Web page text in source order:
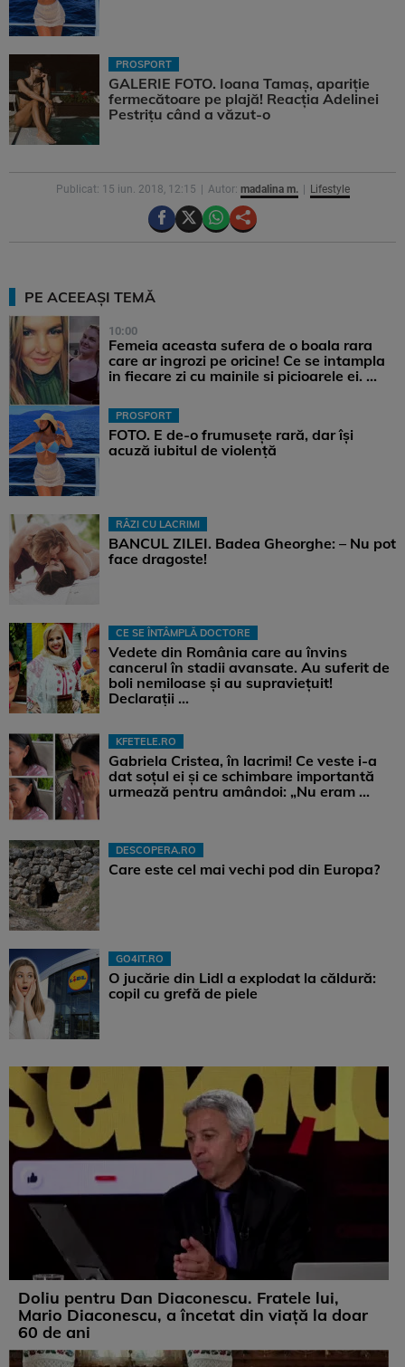
PROSPORT
GALERIE FOTO. Ioana Tamaş, apariție
fermecătoare pe plajă! Reacția Adelinei
Pestrițu când a văzut-o
Publicat: 15 iun. 2018, 12:15 Autor: madalina m. Lifestyle
PE ACEEAȘI TEMĂ
10:00
Femeia aceasta sufera de o boala rara
care ar ingrozi pe oricine! Ce se intampla
in fiecare zi cu mainile si picioarele ei. ...
PROSPORT
FOTO. E de-o frumusețe rară, dar își
acuză iubitul de violență
RÂZI CU LACRIMI
BANCUL ZILEI. Badea Gheorghe: – Nu pot
face dragoste!
CE SE ÎNTÂMPLĂ DOCTORE
Vedete din România care au învins
cancerul în stadii avansate. Au suferit de
boli nemiloase şi au supravieţuit!
Declarații ...
KFETELE.RO
Gabriela Cristea, în lacrimi! Ce veste i-a
dat soțul ei și ce schimbare importantă
urmează pentru amândoi: „Nu eram ...
DESCOPERA.RO
Care este cel mai vechi pod din Europa?
GO4IT.RO
O jucărie din Lidl a explodat la căldură:
copil cu grefă de piele
Doliu pentru Dan Diaconescu. Fratele lui,
Mario Diaconescu, a încetat din viață la doar
60 de ani